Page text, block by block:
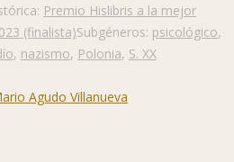
Premio Hislibris a la mejor
(finalista)Subgéneros: psicológico,
, nazismo, Polonia, S. XX